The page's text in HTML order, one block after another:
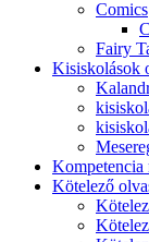
Comics
Fairy
Kisiskolások
Kompetencia
Kötelező